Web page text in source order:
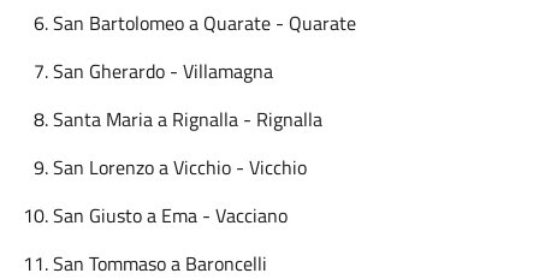
San Bartolomeo a Quarate - Quarate
San Gherardo - Villamagna
Santa Maria a Rignalla - Rignalla
San Lorenzo a Vicchio - Vicchio
San Giusto a Ema - Vacciano
San Tommaso a Baroncelli